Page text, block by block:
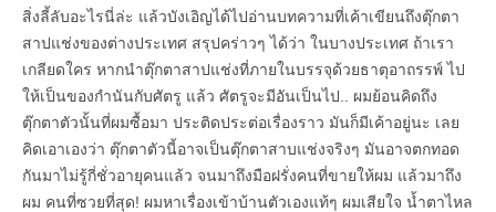
สิ่งลี้ลับอะไรนี่ล่ะ แล้วบังเอิญได้ไปอ่านบทความที่เค้าเขียนถึงตุ๊กตา
สาปแช่งของต่างประเทศ สรุปคร่าวๆ ได้ว่า ในบางประเทศ ถ้าเรา
เกลียดใคร หากนำตุ๊กตาสาปแช่งที่ภายในบรรจุด้วยธาตุอาถรรพ์ ไป
ให้เป็นของกำนันกับศัตรู แล้ว ศัตรูจะมีอันเป็นไป.. ผมย้อนคิดถึง
ตุ๊กตาตัวนั้นที่ผมซื้อมา ประติดประต่อเรื่องราว มันก็มีเค้าอยู่นะ เลย
คิดเอาเองว่า ตุ๊กตาตัวนี้อาจเป็นตุ๊กตาสาบแช่งจริงๆ มันอาจตกทอด
กันมาไม่รู้กี่ชั่วอายุคนแล้ว จนมาถึงมือฝรั่งคนที่ขายให้ผม แล้วมาถึง
ผม คนที่ซวยที่สุด! ผมหาเรื่องเข้าบ้านตัวเองแท้ๆ ผมเสียใจ น้ำตาไหล